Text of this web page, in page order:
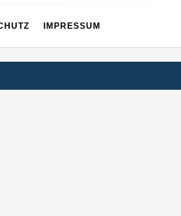
IMPRESSUM